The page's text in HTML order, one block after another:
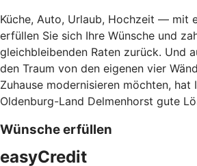
Küche, Auto, Urlaub, Hochzeit — mit
erfüllen Sie sich Ihre Wünsche und
gleichbleibenden Raten zurück. Und
den Traum von den eigenen vier
Zuhause modernisieren möchten, hat
Oldenburg-Land Delmenhorst gute
Wünsche erfüllen
easyCredit